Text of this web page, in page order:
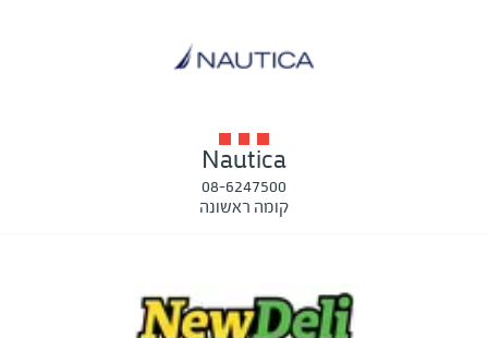
Nautica
08-6247500
קומה ראשונה